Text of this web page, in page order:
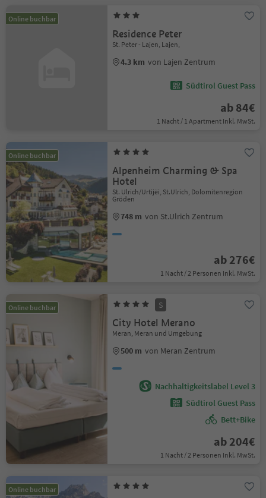
Online buchbar
Residence Peter
St. Peter - Lajen, Lajen,
4.3 km von Lajen Zentrum
Südtirol Guest Pass
ab 84€
1 Nacht / 1 Apartment Inkl. MwSt.
Online buchbar
Alpenheim Charming & Spa
Hotel
St. Ulrich/Urtijëi, St.Ulrich, Dolomitenregion
Gröden
748 m von St.Ulrich Zentrum
ab 276€
1 Nacht / 2 Personen Inkl. MwSt.
Online buchbar S
City Hotel Merano
Meran, Meran und Umgebung
500 m von Meran Zentrum
Nachhaltigkeitslabel Level 3
Südtirol Guest Pass
Bett+Bike
ab 204€
1 Nacht / 2 Personen Inkl. MwSt.
Online buchbar